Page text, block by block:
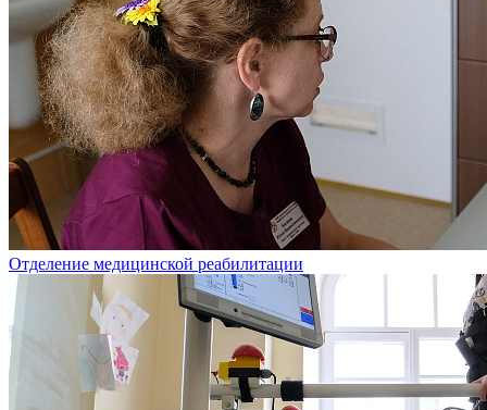
Отделение медицинской реабилитации